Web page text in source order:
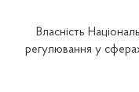
Власність
регулювання у